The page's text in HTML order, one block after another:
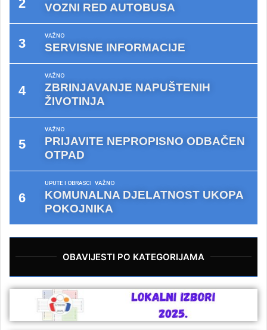
VOZNI RED AUTOBUSA
VAŽNO
SERVISNE INFORMACIJE
VAŽNO
ZBRINJAVANJE NAPUŠTENIH
ŽIVOTINJA
VAŽNO
PRIJAVITE NEPROPISNO ODBAČEN
OTPAD
UPUTE I OBRASCI VAŽNO
KOMUNALNA DJELATNOST UKOPA
POKOJNIKA
OBAVIJESTI PO KATEGORIJAMA